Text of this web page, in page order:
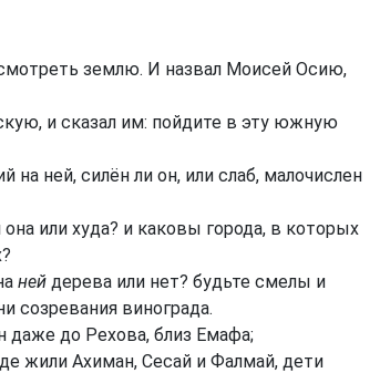
землю. И назвал Моисей Осию,
и сказал им: пойдите в эту южную
ней, силён ли он, или слаб, малочислен
или худа? и каковы города, в которых
ней дерева или нет? будьте смелы и
созревания винограда.
до Рехова, близ Емафа;
жили Ахиман, Сесай и Фалмай, дети